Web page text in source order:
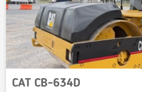
CAT CB-634D